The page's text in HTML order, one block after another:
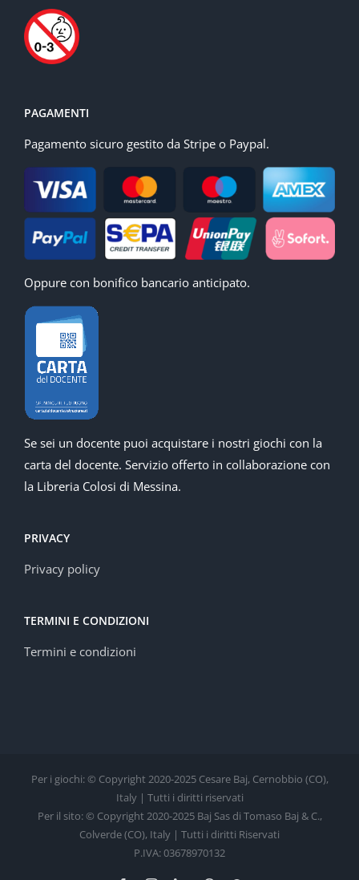
PAGAMENTI
Pagamento sicuro gestito da Stripe o Paypal.
Oppure con bonifico bancario anticipato.
Se sei un docente puoi acquistare i nostri giochi con la
carta del docente. Servizio offerto in collaborazione con
la Libreria Colosi di Messina.
PRIVACY
Privacy policy
TERMINI E CONDIZIONI
Termini e condizioni
Per i giochi: © Copyright 2020-2025 Cesare Baj, Cernobbio (CO),
Italy | Tutti i diritti riservati
Per il sito: © Copyright 2020-2025 Baj Sas di Tomaso Baj & C.,
Colverde (CO), Italy | Tutti i diritti Riservati
P.IVA: 03678970132